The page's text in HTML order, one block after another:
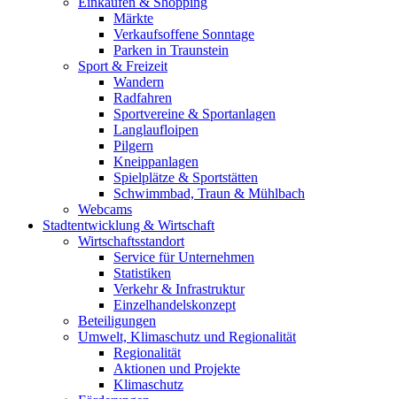
Märkte
Verkaufsoffene Sonntage
Parken in Traunstein
Sport & Freizeit
Wandern
Radfahren
Sportvereine & Sportanlagen
Langlaufloipen
Pilgern
Kneippanlagen
Spielplätze & Sportstätten
Schwimmbad, Traun & Mühlbach
Webcams
Stadtentwicklung & Wirtschaft
Wirtschaftsstandort
Service für Unternehmen
Statistiken
Verkehr & Infrastruktur
Einzelhandelskonzept
Beteiligungen
Umwelt, Klimaschutz und Regionalität
Regionalität
Aktionen und Projekte
Klimaschutz